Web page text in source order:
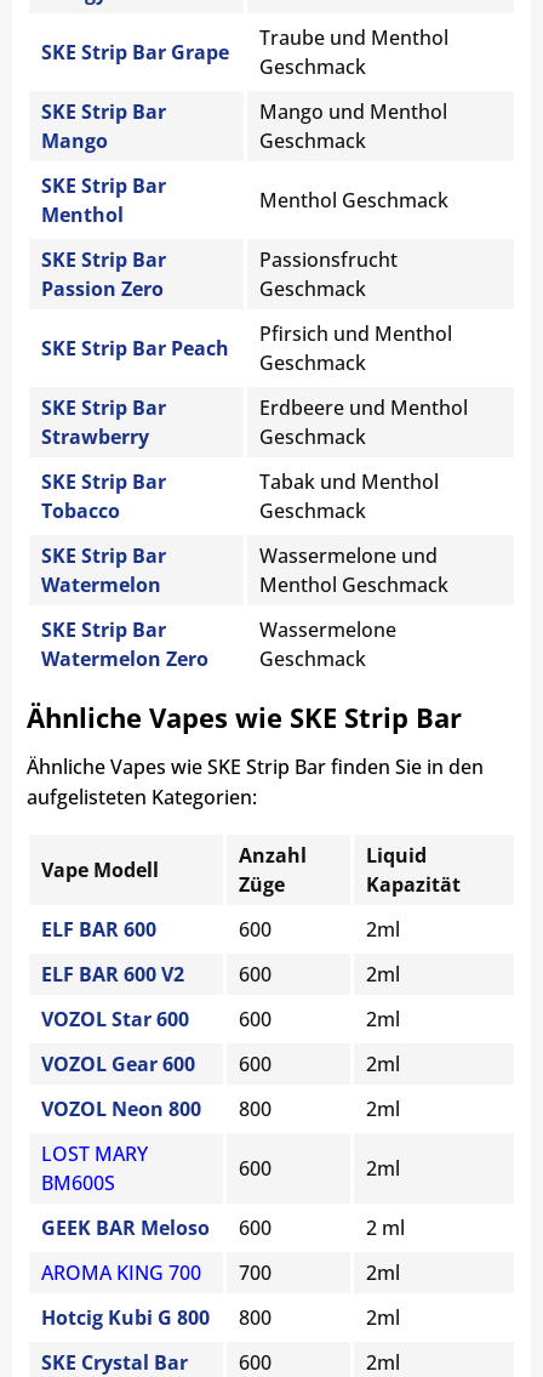
SKE Strip Bar Grape
Traube und Menthol
Geschmack
SKE Strip Bar
Mango
Mango und Menthol
Geschmack
SKE Strip Bar
Menthol
Menthol Geschmack
SKE Strip Bar
Passion Zero
Passionsfrucht
Geschmack
SKE Strip Bar Peach
Pfirsich und Menthol
Geschmack
SKE Strip Bar
Strawberry
Erdbeere und Menthol
Geschmack
SKE Strip Bar
Tobacco
Tabak und Menthol
Geschmack
SKE Strip Bar
Watermelon
Wassermelone und
Menthol Geschmack
SKE Strip Bar
Watermelon Zero
Wassermelone
Geschmack
Ähnliche Vapes wie SKE Strip Bar
Ähnliche Vapes wie SKE Strip Bar finden Sie in den
aufgelisteten Kategorien:
Vape Modell
Anzahl
Züge
Liquid
Kapazität
ELF BAR 600
600
2ml
ELF BAR 600 V2
600
2ml
VOZOL Star 600
600
2ml
VOZOL Gear 600
600
2ml
VOZOL Neon 800
800
2ml
LOST MARY
BM600S
600 2ml
GEEK BAR Meloso 600
2 ml
AROMA KING 700
700
2ml
Hotcig Kubi G 800
800
2ml
SKE Crystal Bar
600
2ml